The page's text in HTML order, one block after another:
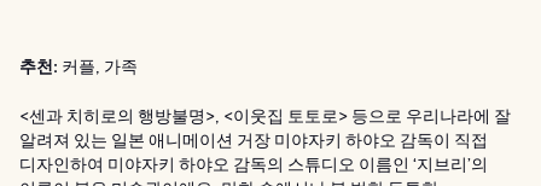
추천: 커플, 가족
<센과 치히로의 행방불명>, <이웃집 토토로> 등으로 우리나라에 잘
알려져 있는 일본 애니메이션 거장 미야자키 하야오 감독이 직접
디자인하여 미야자키 하야오 감독의 스튜디오 이름인 ‘지브리’의